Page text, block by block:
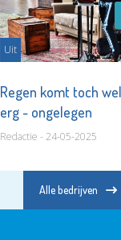
Uit
Regen komt toch
erg - ongelegen
Redactie - 24-05-2025
Alle bedrijven